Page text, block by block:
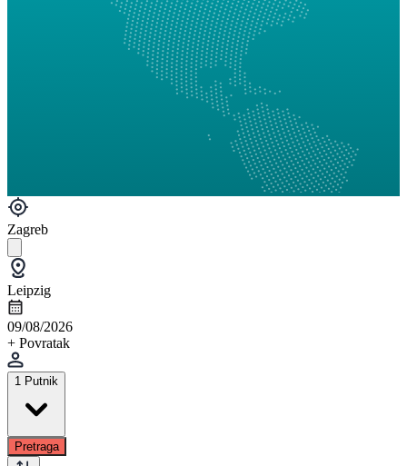
Zagreb
Leipzig
09/08/2026
+ Povratak
1 Putnik
Pretraga